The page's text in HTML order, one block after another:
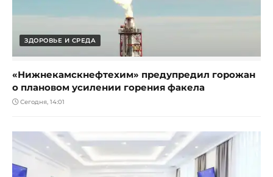
ЗДОРОВЬЕ И СРЕДА
«Нижнекамскнефтехим» предупредил горожан
о плановом усилении горения факела
Сегодня, 14:01